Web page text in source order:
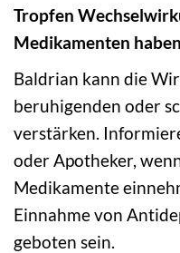
Tropfen
Medikamenten
Baldrian kann die
beruhigenden oder
verstärken.
oder Apotheker,
Medikamente
Einnahme von
geboten sein.